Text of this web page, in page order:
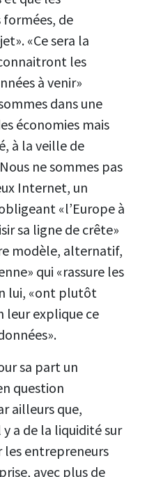
formées, de
«Ce sera la
les
à venir»
dans une
économies mais
à la veille de
ne sommes pas
Internet, un
«l’Europe à
sa ligne de crête»
modèle, alternatif,
qui «rassure les
lui, «ont plutôt
leur explique ce
sa part un
question
ailleurs que,
a de la liquidité sur
les entrepreneurs
avec plus de